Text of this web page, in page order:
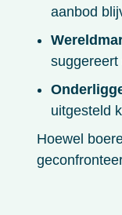
aanbod
uitgesteld
Hoewel